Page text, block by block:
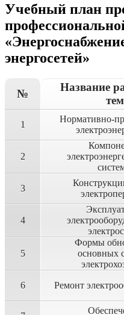
Учебный план
энергосетей»
№
Название
тем
1
Нормативно-
2
3
4
5
Формы
основных
6 Ремонт